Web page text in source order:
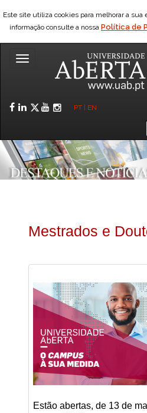
Este site utiliza cookies para melhorar a sua
informação consulte a nossa Política de
Toggle
Facebook
LinkedIn
Twitter
YouTube
Instagram
PT EN
Mestrados e
Estão abertas, de 13 de